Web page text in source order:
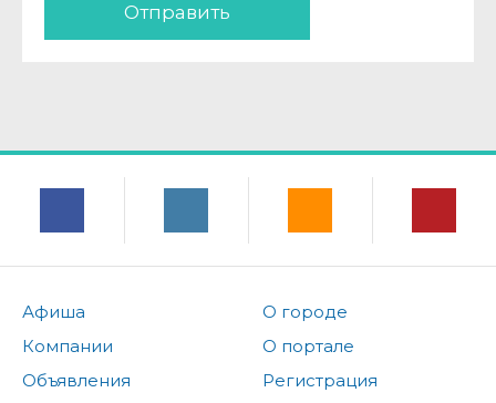
Отправить
Афиша
Компании
Объявления
О городе
О портале
Регистрация